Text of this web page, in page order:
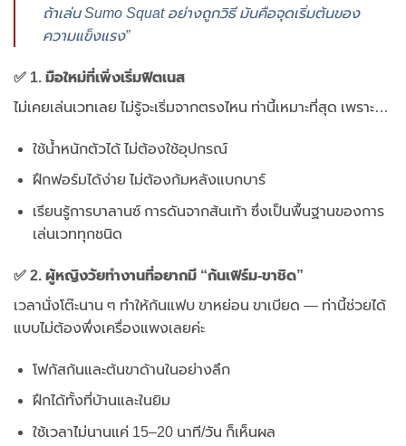
ถ้าเล่น Sumo Squat อย่างถูกวิธี มันคือจุดเริ่มต้นของ
ความแข็งแรง”
✅ 1. มือใหม่ที่เพิ่งเริ่มฟิตเนส
ไม่เคยเล่นเวทเลย ไม่รู้จะเริ่มจากตรงไหน ท่านี้เหมาะที่สุด เพราะ…
ใช้น้ำหนักตัวได้ ไม่ต้องใช้อุปกรณ์
ฝึกฟอร์มได้ง่าย ไม่ต้องก้มหลังแบกบาร์
เรียนรู้การบาลานซ์ การดันจากส้นเท้า ซึ่งเป็นพื้นฐานของการ
เล่นเวททุกชนิด
✅ 2. ผู้หญิงวัยทำงานที่อยากมี “ก้นเฟิร์ม-ขาชิด”
เวลานั่งโต๊ะนาน ๆ ทำให้ก้นแฟบ ขาหย่อน ขาเบียด — ท่านี้ช่วยได้
แบบไม่ต้องพึ่งเครื่องแพงเลยค่ะ
โฟกัสก้นและต้นขาด้านในอย่างลึก
ฝึกได้ทั้งที่บ้านและในยิม
ใช้เวลาไม่นานแค่ 15–20 นาที/วัน ก็เห็นผล